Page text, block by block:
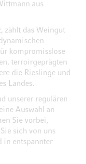
aus
zählt das Weingut
kompromisslose
terroirgeprägten
die Rieslinge und
Landes.
unserer regulären
Auswahl an
Sie vorbei,
sich von uns
in entspannter